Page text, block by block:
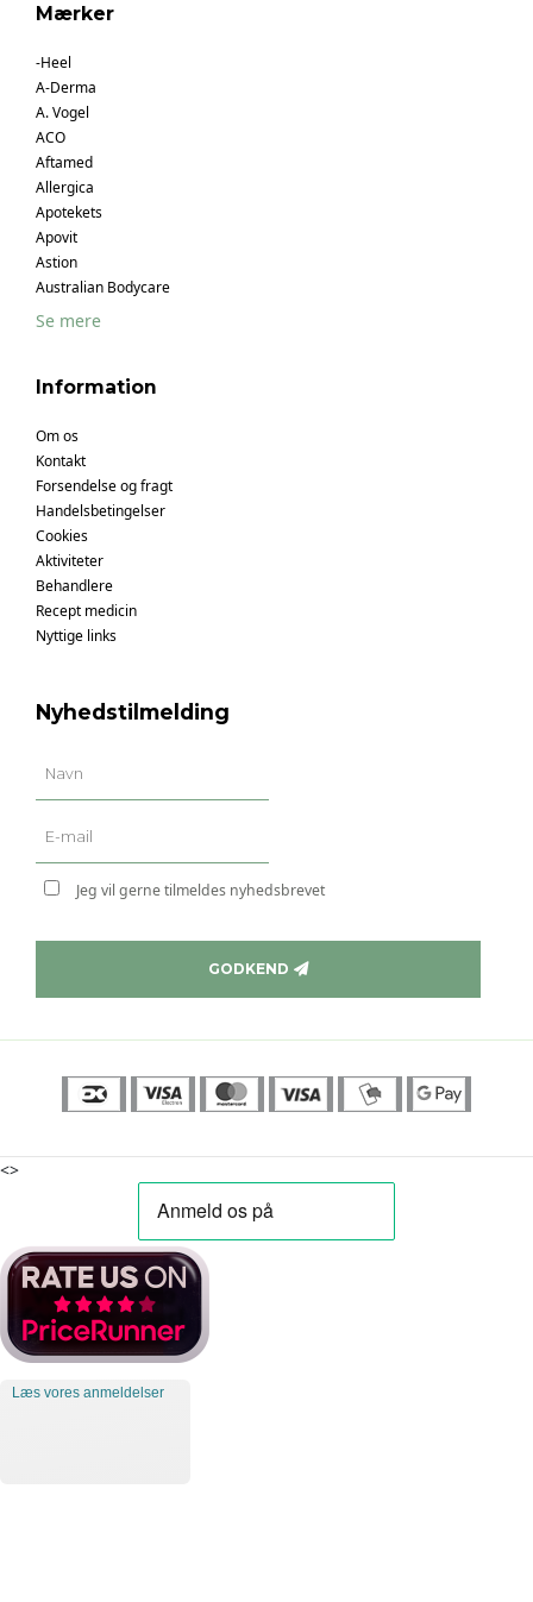
Mærker
-Heel
A-Derma
A. Vogel
ACO
Aftamed
Allergica
Apotekets
Apovit
Astion
Australian Bodycare
Se mere
Information
Om os
Kontakt
Forsendelse og fragt
Handelsbetingelser
Cookies
Aktiviteter
Behandlere
Recept medicin
Nyttige links
Nyhedstilmelding
Jeg vil gerne tilmeldes nyhedsbrevet
GODKEND
<>
Læs vores anmeldelser